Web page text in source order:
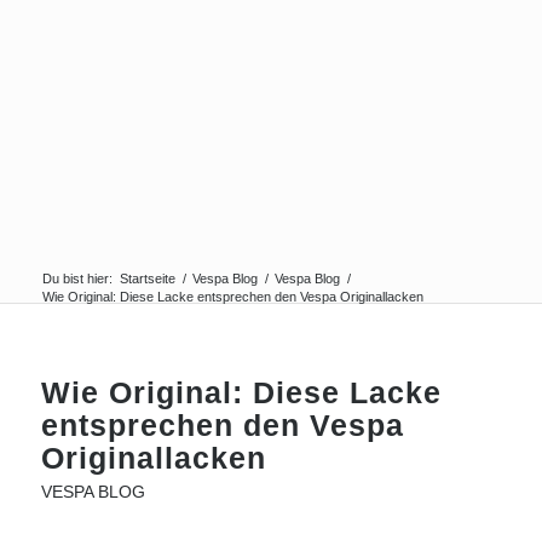
Du bist hier: Startseite / Vespa Blog / Vespa Blog /
Wie Original: Diese Lacke entsprechen den Vespa Originallacken
Wie Original: Diese Lacke
entsprechen den Vespa
Originallacken
VESPA BLOG